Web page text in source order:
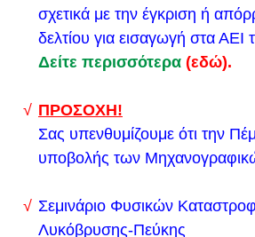
εξετάζοντας όλα τα
Πολιτική Προστασία και από
τα σχολεία Α’ Βάθμιας και Β΄
κλειστά και αύριο Τρίτη 7/2/
φαινομένων και
όλα τα εκπαιδευτικά
καθώς και όλοι οι πολιτιστικοί
Τέλος , ενημερώνουμε ότι
σχετικά με την έγκριση ή
δελτίου για εισαγωγή στα
Δείτε περισσότερα (εδώ).
ΠΡΟΣΟΧΗ!
Σας υπενθυμίζουμε ότι την
υποβολής των
Σεμινάριο Φυσικών
Λυκόβρυσης-Πεύκης